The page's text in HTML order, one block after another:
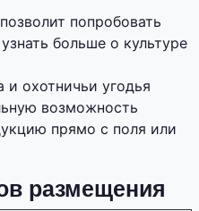
попробовать
больше о культуре
и охотничьи угодья
возможность
прямо с поля или
размещения